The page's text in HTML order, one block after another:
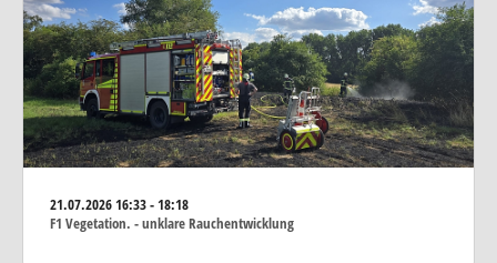
21.07.202616:33 - 18:18
F1 Vegetation. - unklare Rauchentwicklung